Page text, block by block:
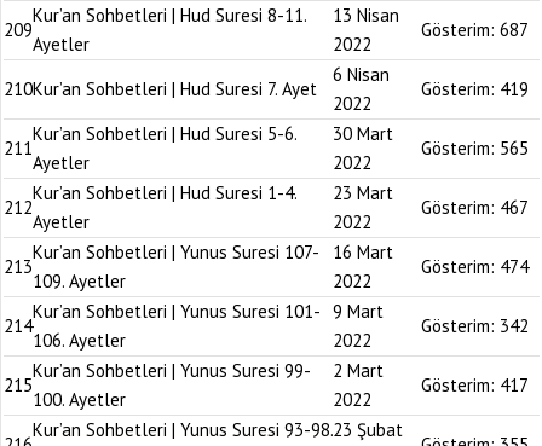
209
Kur’an Sohbetleri | Hud Suresi 8-11.
Ayetler
13 Nisan
2022
Gösterim: 687
210Kur’an Sohbetleri | Hud Suresi 7. Ayet
6 Nisan
2022
Gösterim: 419
211
Kur’an Sohbetleri | Hud Suresi 5-6.
Ayetler
30 Mart
2022
Gösterim: 565
212
Kur’an Sohbetleri | Hud Suresi 1-4.
Ayetler
23 Mart
2022
Gösterim: 467
213
Kur’an Sohbetleri | Yunus Suresi 107-
109. Ayetler
16 Mart
2022
Gösterim: 474
214
Kur’an Sohbetleri | Yunus Suresi 101-
106. Ayetler
9 Mart
2022
Gösterim: 342
215
Kur’an Sohbetleri | Yunus Suresi 99-
100. Ayetler
2 Mart
2022
Gösterim: 417
Kur’an Sohbetleri | Yunus Suresi 93-98.23 Şubat